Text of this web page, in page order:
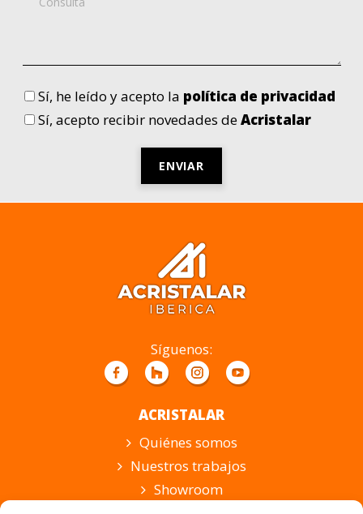
Sí, he leído y acepto la política de privacidad
Sí, acepto recibir novedades deAcristalar
Síguenos:
ACRISTALAR
Quiénes somos
Nuestros trabajos
Showroom